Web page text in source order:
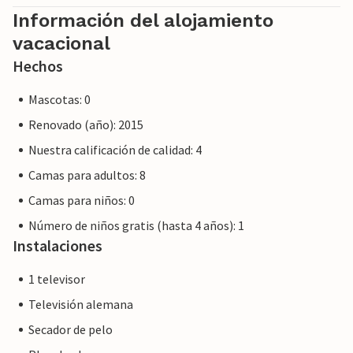
Información del alojamiento
vacacional
Hechos
Mascotas: 0
Renovado (año): 2015
Nuestra calificación de calidad: 4
Camas para adultos: 8
Camas para niños: 0
Número de niños gratis (hasta 4 años): 1
Instalaciones
1 televisor
Televisión alemana
Secador de pelo